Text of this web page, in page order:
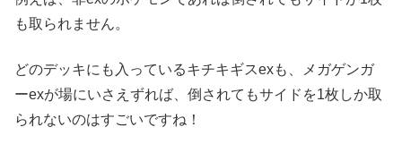
も取られません。
どのデッキにも入っているキチキギスexも、メガゲンガ
ーexが場にいさえずれば、倒されてもサイドを1枚しか取
られないのはすごいですね！